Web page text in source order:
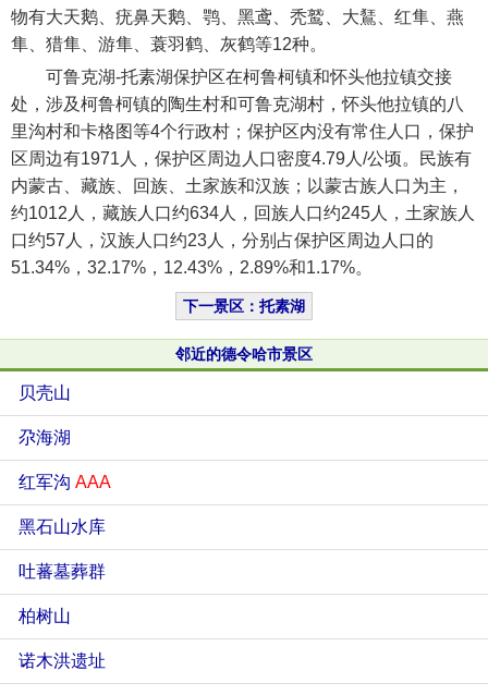
物有大天鹅、疣鼻天鹅、鹗、黑鸢、秃鹫、大鵟、红隼、燕
隼、猎隼、游隼、蓑羽鹤、灰鹤等12种。
可鲁克湖-托素湖保护区在柯鲁柯镇和怀头他拉镇交接
处，涉及柯鲁柯镇的陶生村和可鲁克湖村，怀头他拉镇的八
里沟村和卡格图等4个行政村；保护区内没有常住人口，保护
区周边有1971人，保护区周边人口密度4.79人/公顷。民族有
内蒙古、藏族、回族、土家族和汉族；以蒙古族人口为主，
约1012人，藏族人口约634人，回族人口约245人，土家族人
口约57人，汉族人口约23人，分别占保护区周边人口的
51.34%，32.17%，12.43%，2.89%和1.17%。
下一景区：托素湖
邻近的德令哈市景区
贝壳山
尕海湖
红军沟 AAA
黑石山水库
吐蕃墓葬群
柏树山
诺木洪遗址